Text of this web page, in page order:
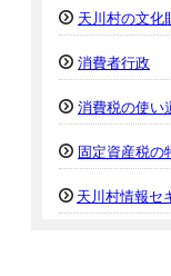
天川村の文化
消費者行政
消費税の使い
固定資産税の
天川村情報セ